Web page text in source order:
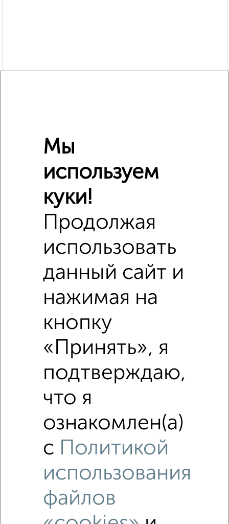
Сравнение средних цен
4‑комнатные квартиры с похожей площадью ±10%
8 640 000
Средняя цена район
Средняя цена по городу
Похожие предложения рядом
4‑комнатные квартиры недалеко от Фрунзе 9
Мы
используем
куки!
Продолжая
использовать
данный сайт и
нажимая на
кнопку
«Принять», я
подтверждаю,
что я
ознакомлен(а)
с Политикой
использования
файлов